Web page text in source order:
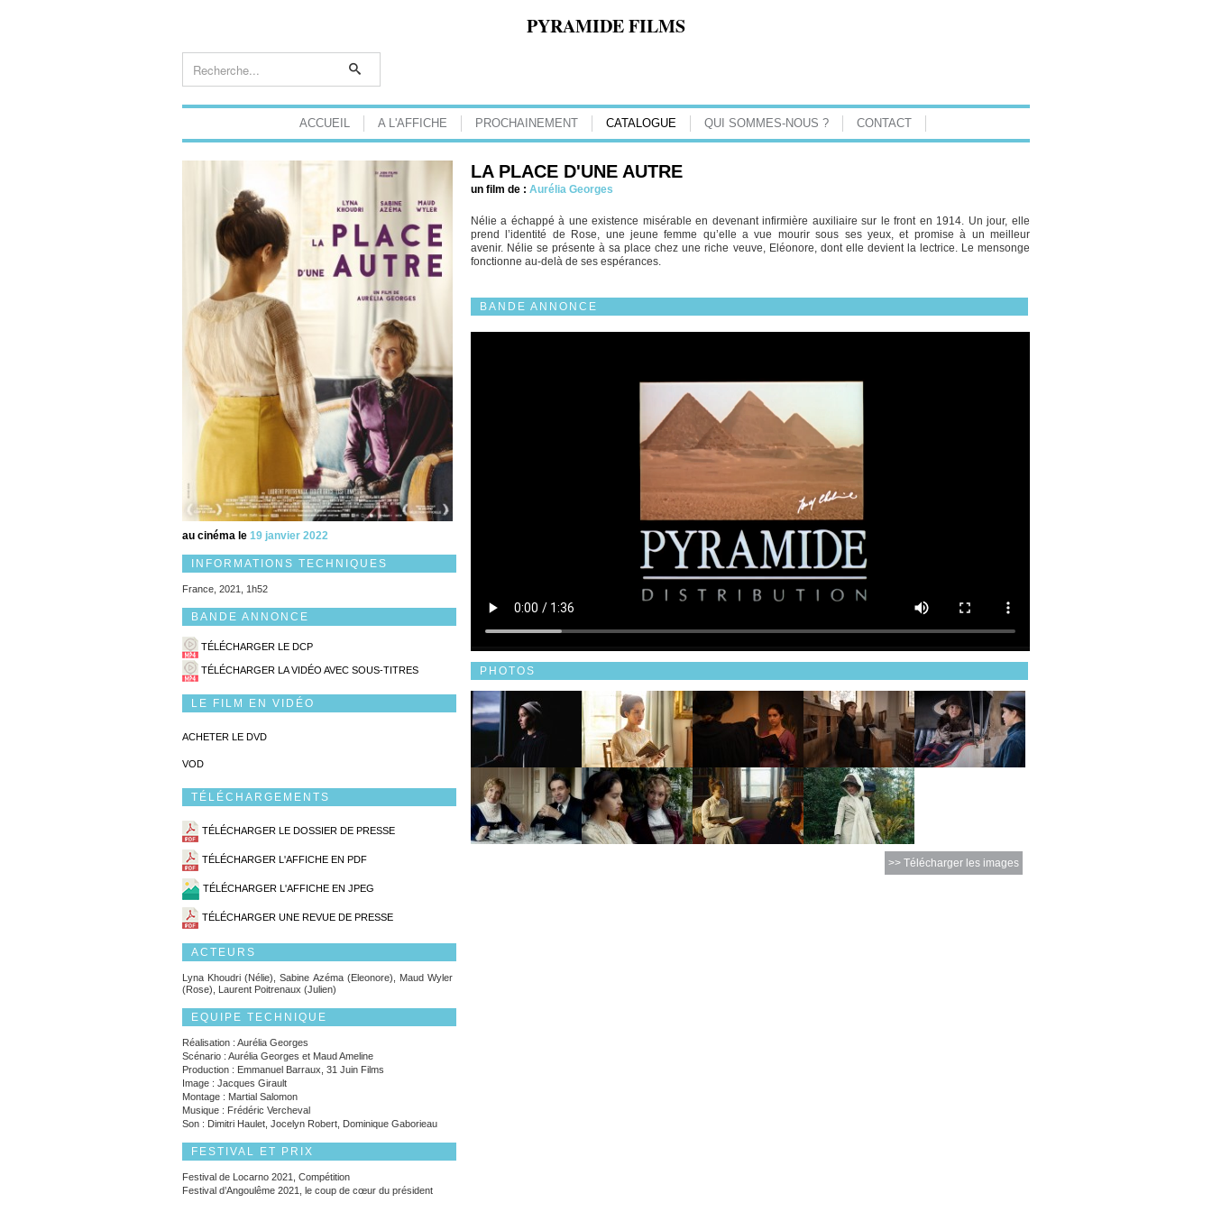
PYRAMIDE FILMS
ACCUEIL A L'AFFICHE PROCHAINEMENT CATALOGUE QUI SOMMES-NOUS ? CONTACT
au cinéma le 19 janvier 2022
INFORMATIONS TECHNIQUES
France, 2021, 1h52
BANDE ANNONCE
TÉLÉCHARGER LE DCP
TÉLÉCHARGER LA VIDÉO AVEC SOUS-TITRES
LE FILM EN VIDÉO
ACHETER LE DVD
VOD
TÉLÉCHARGEMENTS
TÉLÉCHARGER LE DOSSIER DE PRESSE
TÉLÉCHARGER L'AFFICHE EN PDF
TÉLÉCHARGER L'AFFICHE EN JPEG
TÉLÉCHARGER UNE REVUE DE PRESSE
ACTEURS
Lyna Khoudri (Nélie), Sabine Azéma (Eleonore), Maud Wyler
(Rose), Laurent Poitrenaux (Julien)
EQUIPE TECHNIQUE
Réalisation : Aurélia Georges
Scénario : Aurélia Georges et Maud Ameline
Production : Emmanuel Barraux, 31 Juin Films
Image : Jacques Girault
Montage : Martial Salomon
Musique : Frédéric Vercheval
Son : Dimitri Haulet, Jocelyn Robert, Dominique Gaborieau
FESTIVAL ET PRIX
Festival de Locarno 2021, Compétition
Festival d’Angoulême 2021, le coup de cœur du président
LA PLACE D'UNE AUTRE
un film de : Aurélia Georges
Nélie a échappé à une existence misérable en devenant infirmière auxiliaire sur le front en 1914. Un jour, elle
prend l’identité de Rose, une jeune femme qu’elle a vue mourir sous ses yeux, et promise à un meilleur
avenir. Nélie se présente à sa place chez une riche veuve, Eléonore, dont elle devient la lectrice. Le mensonge
fonctionne au-delà de ses espérances.
BANDE ANNONCE
PHOTOS
>> Télécharger les images